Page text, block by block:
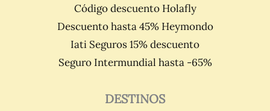
Código descuento Holafly
Descuento hasta 45% Heymondo
Iati Seguros 15% descuento
Seguro Intermundial hasta -65%
DESTINOS